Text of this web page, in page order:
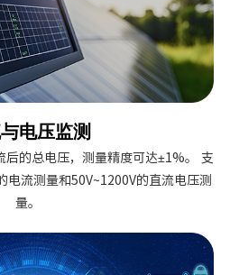
电压监测
后的总电压，测量精度可达±1%。 支
电流测量和50V~1200V的直流电压测
量。